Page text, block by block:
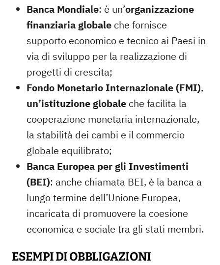
Banca Mondiale: è un’organizzazione
finanziaria globale che fornisce
supporto economico e tecnico ai Paesi in
via di sviluppo per la realizzazione di
progetti di crescita;
Fondo Monetario Internazionale (FMI),
un’istituzione globale che facilita la
cooperazione monetaria internazionale,
la stabilità dei cambi e il commercio
globale equilibrato;
Banca Europea per gli Investimenti
(BEI): anche chiamata BEI, è la banca a
lungo termine dell’Unione Europea,
incaricata di promuovere la coesione
economica e sociale tra gli stati membri.
ESEMPI DI OBBLIGAZIONI